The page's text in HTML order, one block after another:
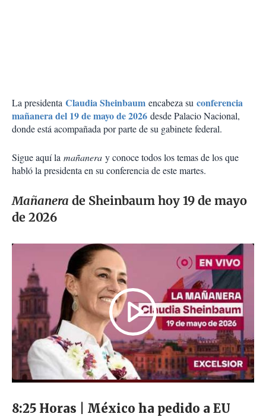
La presidenta Claudia Sheinbaum encabeza su conferencia
mañanera del 19 de mayo de 2026 desde Palacio Nacional,
donde está acompañada por parte de su gabinete federal.
Sigue aquí la mañanera y conoce todos los temas de los que
habló la presidenta en su conferencia de este martes.
Mañanera de Sheinbaum hoy 19 de mayo
de 2026
8:25 Horas | México ha pedido a EU